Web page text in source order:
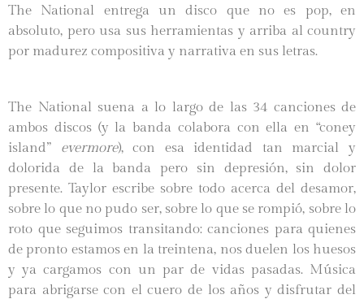
The National entrega un disco que no es pop, en
absoluto, pero usa sus herramientas y arriba al country
por madurez compositiva y narrativa en sus letras.
The National suena a lo largo de las 34 canciones de
ambos discos (y la banda colabora con ella en “coney
island” evermore), con esa identidad tan marcial y
dolorida de la banda pero sin depresión, sin dolor
presente. Taylor escribe sobre todo acerca del desamor,
sobre lo que no pudo ser, sobre lo que se rompió, sobre lo
roto que seguimos transitando: canciones para quienes
de pronto estamos en la treintena, nos duelen los huesos
y ya cargamos con un par de vidas pasadas. Música
para abrigarse con el cuero de los años y disfrutar del